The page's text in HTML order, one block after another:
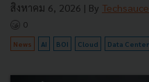
สิงหาคม 6, 2026 | By
0
News AI BOI Cloud Data Center